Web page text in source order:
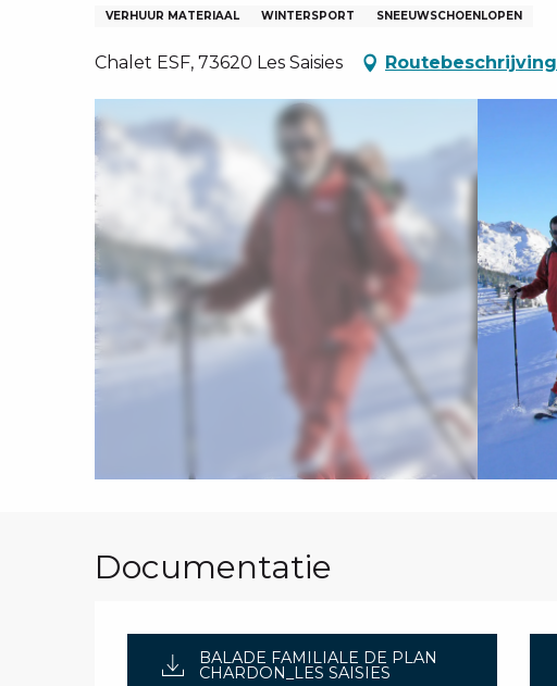
GROEPEN, ONDERNEMINGSRADEN
VERHUUR MATERIAAL WINTERSPORT SNEEUWSCHOENLOPEN
Chalet ESF, 73620 Les Saisies Routebeschrijving
Documentatie
BALADE FAMILIALE DE PLAN
CHARDON_LES SAISIES